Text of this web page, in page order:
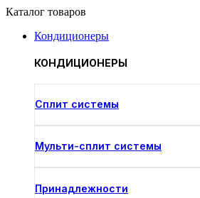
Каталог товаров
Кондиционеры
КОНДИЦИОНЕРЫ
Cплит системы
Мульти-сплит системы
Принадлежности